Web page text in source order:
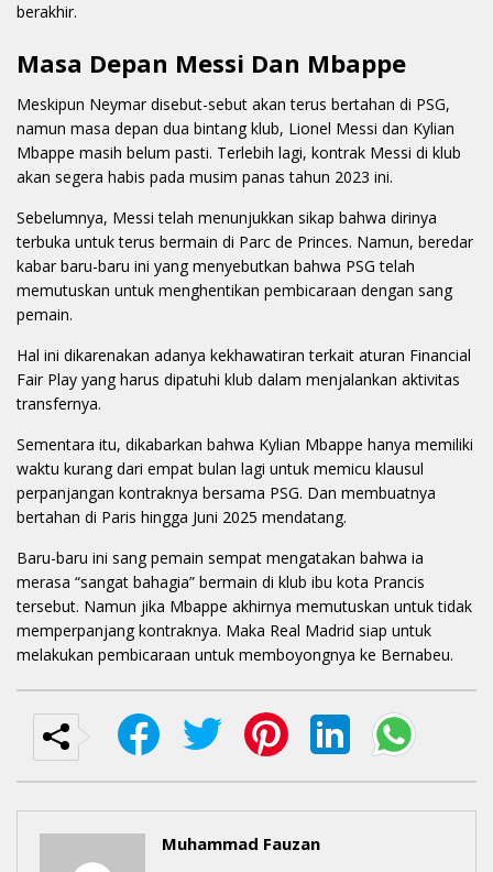
berakhir.
Masa Depan Messi Dan Mbappe
Meskipun Neymar disebut-sebut akan terus bertahan di PSG,
namun masa depan dua bintang klub, Lionel Messi dan Kylian
Mbappe masih belum pasti. Terlebih lagi, kontrak Messi di klub
akan segera habis pada musim panas tahun 2023 ini.
Sebelumnya, Messi telah menunjukkan sikap bahwa dirinya
terbuka untuk terus bermain di Parc de Princes. Namun, beredar
kabar baru-baru ini yang menyebutkan bahwa PSG telah
memutuskan untuk menghentikan pembicaraan dengan sang
pemain.
Hal ini dikarenakan adanya kekhawatiran terkait aturan Financial
Fair Play yang harus dipatuhi klub dalam menjalankan aktivitas
transfernya.
Sementara itu, dikabarkan bahwa Kylian Mbappe hanya memiliki
waktu kurang dari empat bulan lagi untuk memicu klausul
perpanjangan kontraknya bersama PSG. Dan membuatnya
bertahan di Paris hingga Juni 2025 mendatang.
Baru-baru ini sang pemain sempat mengatakan bahwa ia
merasa “sangat bahagia” bermain di klub ibu kota Prancis
tersebut. Namun jika Mbappe akhirnya memutuskan untuk tidak
memperpanjang kontraknya. Maka Real Madrid siap untuk
melakukan pembicaraan untuk memboyongnya ke Bernabeu.
Muhammad Fauzan